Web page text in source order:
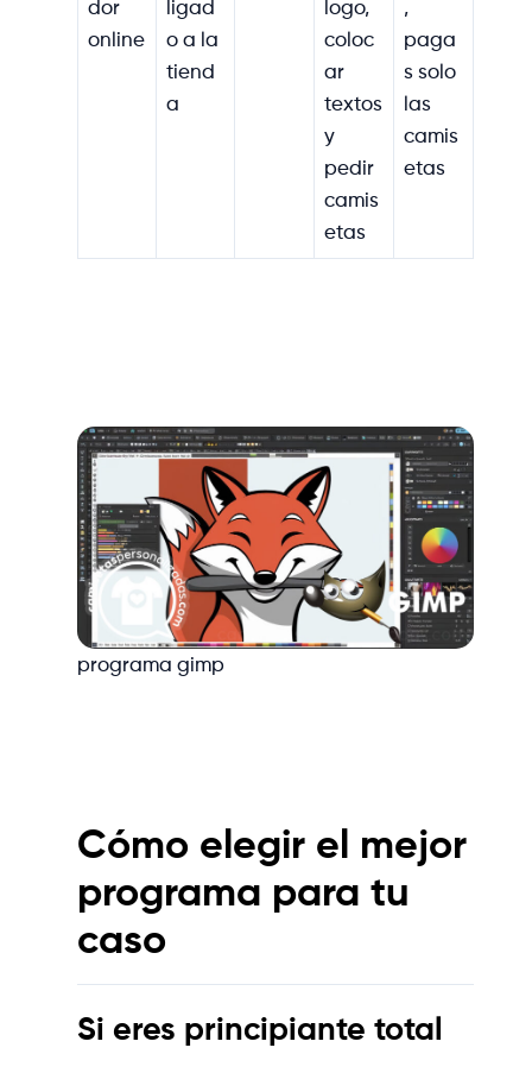
dor
online
ligad
o a la
tiend
a
logo,
coloc
ar
textos
y
pedir
camis
etas
,
paga
s solo
las
camis
etas
programa gimp
Cómo elegir el mejor
programa para tu
caso
Si eres principiante total